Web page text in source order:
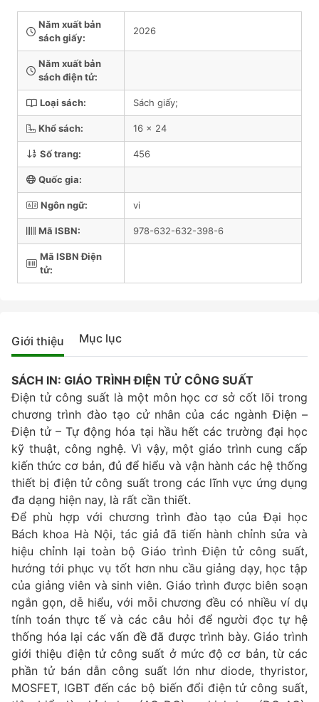
Năm xuất bản
sách giấy:
2026
Năm xuất bản
sách điện tử:
Loại sách: Sách giấy;
Khổ sách: 16 x 24
Số trang: 456
Quốc gia:
Ngôn ngữ: vi
Mã ISBN: 978-632-632-398-6
Mã ISBN Điện
tử:
Giới thiệu Mục lục
SÁCH IN: GIÁO TRÌNH ĐIỆN TỬ CÔNG SUẤT
Điện tử công suất là một môn học cơ sở cốt lõi trong
chương trình đào tạo cử nhân của các ngành Điện –
Điện tử – Tự động hóa tại hầu hết các trường đại học
kỹ thuật, công nghệ. Vì vậy, một giáo trình cung cấp
kiến thức cơ bản, đủ để hiểu và vận hành các hệ thống
thiết bị điện tử công suất trong các lĩnh vực ứng dụng
đa dạng hiện nay, là rất cần thiết.
Để phù hợp với chương trình đào tạo của Đại học
Bách khoa Hà Nội, tác giả đã tiến hành chỉnh sửa và
hiệu chỉnh lại toàn bộ Giáo trình Điện tử công suất,
hướng tới phục vụ tốt hơn nhu cầu giảng dạy, học tập
của giảng viên và sinh viên. Giáo trình được biên soạn
ngắn gọn, dễ hiểu, với mỗi chương đều có nhiều ví dụ
tính toán thực tế và các câu hỏi để người đọc tự hệ
thống hóa lại các vấn đề đã được trình bày. Giáo trình
giới thiệu điện tử công suất ở mức độ cơ bản, từ các
phần tử bán dẫn công suất lớn như diode, thyristor,
MOSFET, IGBT đến các bộ biến đổi điện tử công suất,